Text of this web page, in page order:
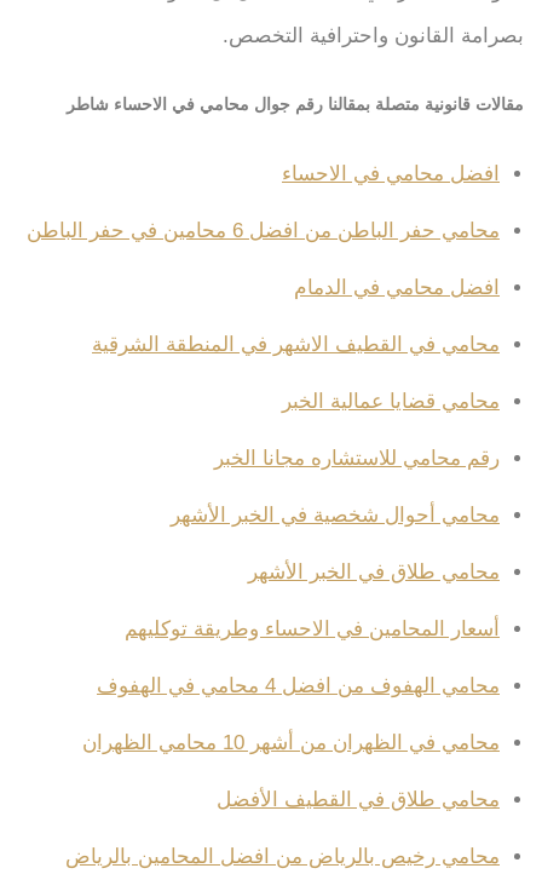
بصرامة القانون واحترافية التخصص.
مقالات قانونية متصلة بمقالنا رقم جوال محامي في الاحساء شاطر
افضل محامي في الاحساء
محامي حفر الباطن من افضل 6 محامين في حفر الباطن
افضل محامي في الدمام
محامي في القطيف الاشهر في المنطقة الشرقية
محامي قضايا عمالية الخبر
رقم محامي للاستشاره مجانا الخبر
محامي أحوال شخصية في الخبر الأشهر
محامي طلاق في الخبر الأشهر
أسعار المحامين في الاحساء وطريقة توكليهم
محامي الهفوف من افضل 4 محامي في الهفوف
محامي في الظهران من أشهر 10 محامي الظهران
محامي طلاق في القطيف الأفضل
محامي رخيص بالرياض من افضل المحامين بالرياض